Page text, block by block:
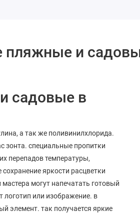
пляжные и
садовые в
а так же поливинилхлорида.
зонта. специальные пропитки
перепадов температуры,
яркости расцветки
могут напечатать готовый
логотип или изображение. в
элемент. так получается яркие